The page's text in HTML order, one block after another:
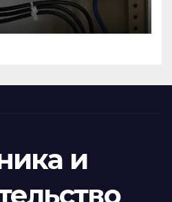
от
и